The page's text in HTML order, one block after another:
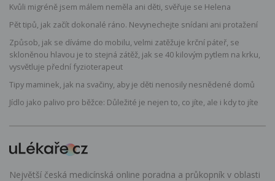
Kvůli migréně jsem málem neměla ani děti, svěřuje se Helena
Pět tipů, jak začít dokonalé ráno. Nevynechejte snídani ani protažení
Způsob, jak se díváme do mobilu, velmi zatěžuje krční páteř, se
skloněnou hlavou je to stejná zátěž, jak se 40 kilovým pytlem na krku,
vysvětluje přední fyzioterapeut
Tipy maminek, jak na svačiny, aby je děti nenosily nesnědené domů
Jídlo jako palivo pro běžce: Důležité je nejen to, co jíte, ale i kdy to jíte
Největší česká medicínská online poradna a průkopník v oblasti